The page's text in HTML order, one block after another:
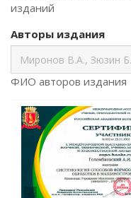
изданий
Авторы издания
ФИО авторов издания